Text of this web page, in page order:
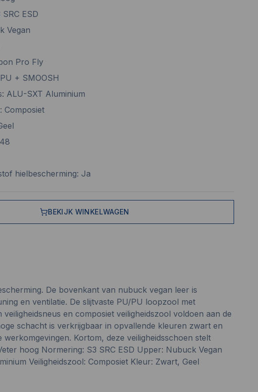
ESD
Vegan
Pro Fly
+ SMOOSH
ALU-SXT Aluminium
Composiet
hielbescherming: Ja
BEKIJK WINKELWAGEN
De bovenkant van nubuck vegan leer is
en ventilatie. De slijtvaste PU/PU loopzool met
en composiet veiligheidszool voldoen aan de
schacht is verkrijgbaar in opvallende kleuren zwart en
Kortom, deze veiligheidsschoen stelt
hoog Normering: S3 SRC ESD Upper: Nubuck Vegan
Veiligheidszool: Composiet Kleur: Zwart, Geel